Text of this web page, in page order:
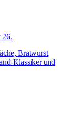
26.
Bratwurst,
Klassiker und